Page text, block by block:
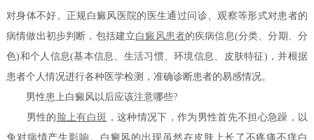
对身体不好。正规白癜风医院的医生通过问诊、观察等形式对患者的
病情做出初步判断，包括建立白癜风患者的疾病信息(分类、分期、分
色)和个人信息(基本信息、生活习惯、环境信息、皮肤特征)，并根据
患者个人情况进行各种医学检测，准确诊断患者的易感情况。
男性患上白癜风以后应该注意哪些?
男性的 脸上有白斑 ，这种情况下，作为男性首先不担心急躁，以
免对病情产生影响。白癜风的出现虽然在皮肤上长了不疼痛不痒白